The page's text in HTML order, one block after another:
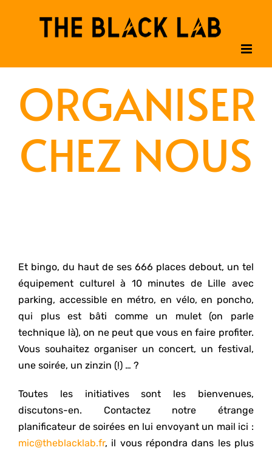
ORGANISER
CHEZ NOUS
Et bingo, du haut de ses 666 places debout, un tel
équipement culturel à 10 minutes de Lille avec
parking, accessible en métro, en vélo, en poncho,
qui plus est bâti comme un mulet (on parle
technique là), on ne peut que vous en faire profiter.
Vous souhaitez organiser un concert, un festival,
une soirée, un zinzin (!) … ?
Toutes les initiatives sont les bienvenues,
discutons-en. Contactez notre étrange
planificateur de soirées en lui envoyant un mail ici :
mic@theblacklab.fr, il vous répondra dans les plus